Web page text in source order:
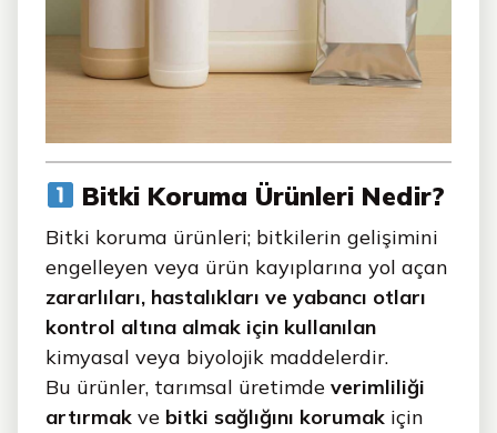
Bitki Koruma Ürünleri Nedir?
Bitki koruma ürünleri; bitkilerin gelişimini
engelleyen veya ürün kayıplarına yol açan
zararlıları, hastalıkları ve yabancı otları
kontrol altına almak için kullanılan
kimyasal veya biyolojik maddelerdir.
Bu ürünler, tarımsal üretimde verimliliği
artırmak ve bitki sağlığını korumak için